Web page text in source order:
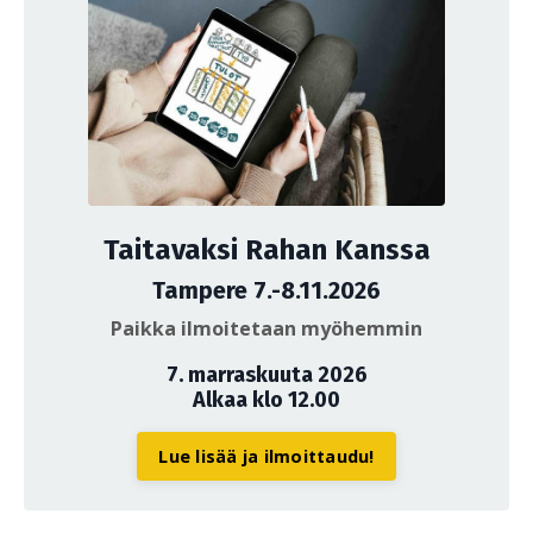
Taitavaksi Rahan Kanssa
Tampere 7.-8.11.2026
Paikka ilmoitetaan myöhemmin
7. marraskuuta 2026
Alkaa klo 12.00
Lue lisää ja ilmoittaudu!